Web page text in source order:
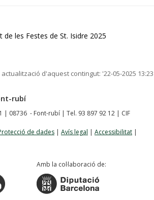
les Festes de St. Isidre 2025
d'aquest contingut: '22-05-2025 13:23
rubí
| 08736 - Font-rubí | Tel. 93 897 92 12 | CIF
de dades | Avís legal | Accessibilitat |
Amb la col·laboració de: